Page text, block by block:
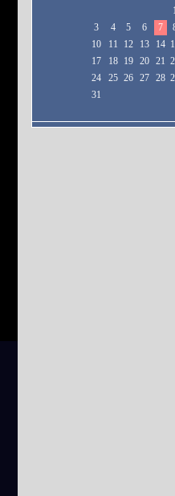
3
4 5 6 7
10
11 12 13 14
17
18 19 20 21
24
25 26 27 28
31